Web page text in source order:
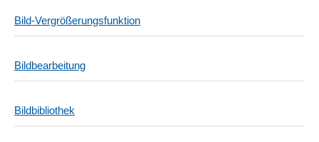
Bild-Vergrößerungsfunktion
Bildbearbeitung
Bildbibliothek